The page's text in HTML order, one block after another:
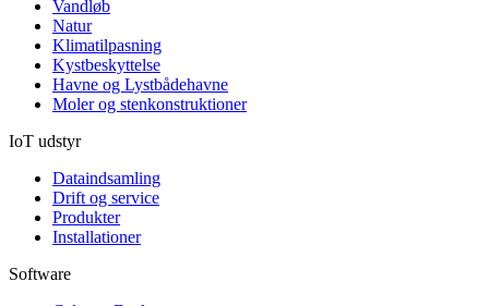
Vandløb
Natur
Klimatilpasning
Kystbeskyttelse
Havne og Lystbådehavne
Moler og stenkonstruktioner
IoT udstyr
Dataindsamling
Drift og service
Produkter
Installationer
Software